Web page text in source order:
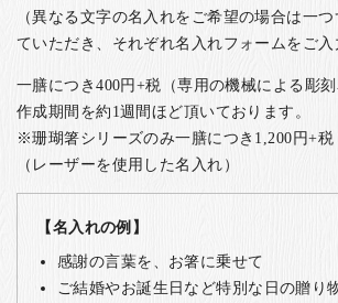
（異なる文字の名入れをご希望の場合は一
ていただき、それぞれ名入れフォームをご入
一膳につき400円+税（専用の機械による彫刻
作成期間を約1週間ほど頂いております。
※珊瑚箸シリーズのみ一膳につき1,200円+税
（レーザーを使用した名入れ）
【名入れの例】
感謝の言葉を、お箸に乗せて
ご結婚やお誕生日など特別な日の贈り